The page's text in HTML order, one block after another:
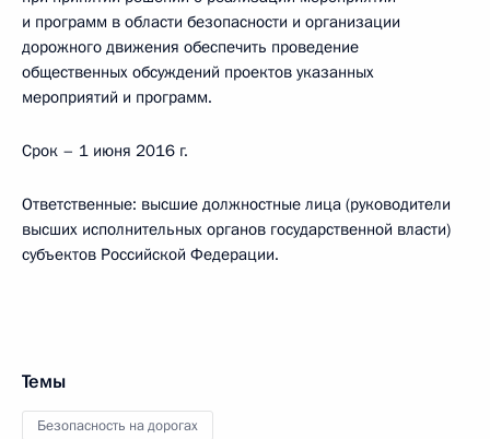
и программ в области безопасности и организации
дорожного движения обеспечить проведение
общественных обсуждений проектов указанных
мероприятий и программ.
Срок – 1 июня 2016 г.
Ответственные: высшие должностные лица (руководители
высших исполнительных органов государственной власти)
субъектов Российской Федерации.
Темы
Безопасность на дорогах